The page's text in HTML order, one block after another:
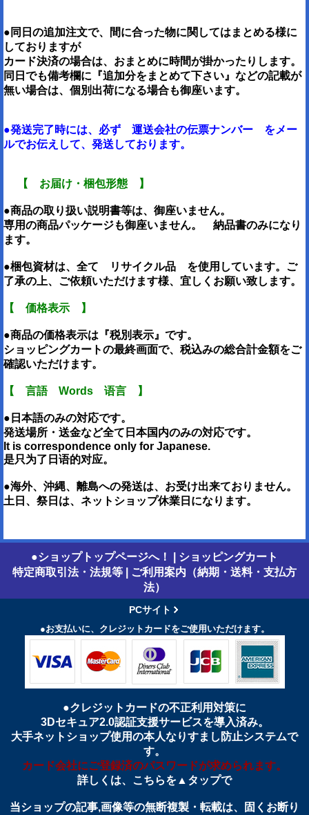
●同日の追加注文で、間に合った物に関してはまとめる様に
しておりますが
カード決済の場合は、おまとめに時間が掛かったりします。
同日でも備考欄に『追加分をまとめて下さい』などの記載が
無い場合は、個別出荷になる場合も御座います。
●発送完了時には、必ず 運送会社の伝票ナンバー をメー
ルでお伝えして、発送しております。
【 お届け・梱包形態 】
●商品の取り扱い説明書等は、御座いません。
専用の商品パッケージも御座いません。 納品書のみになり
ます。
●梱包資材は、全て リサイクル品 を使用しています。ご
了承の上、ご依頼いただけます様、宜しくお願い致します。
【 価格表示 】
●商品の価格表示は『税別表示』です。
ショッピングカートの最終画面で、税込みの総合計金額をご
確認いただけます。
【 言語 Words 语言 】
●日本語のみの対応です。
発送場所・送金など全て日本国内のみの対応です。
It is correspondence only for Japanese.
是只为了日语的对应。
●海外、沖縄、離島への発送は、お受け出来ておりません。
土日、祭日は、ネットショップ休業日になります。
●ショップトップページへ！
ショッピングカート
特定商取引法・法規等
ご利用案内（納期・送料・支払方
法）
PCサイト
●お支払いに、クレジットカードをご使用いただけます。
●クレジットカードの不正利用対策に
3Dセキュア2.0認証支援サービスを導入済み。
大手ネットショップ使用の本人なりすまし防止システムで
す。
カード会社にご登録済のパスワードが求められます。
詳しくは、こちらを▲タップで
当ショップの記事,画像等の無断複製・転載は、固くお断り